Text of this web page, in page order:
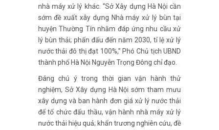
nhà máy xử lý khác. “Sở Xây dựng Hà Nội cần
sớm đề xuất xây dựng Nhà máy xử lý bùn tại
huyện Thường Tín nhằm đáp ứng nhu cầu xử
lý bùn thải; phấn đấu đến năm 2030, tỉ lệ xử lý
nước thải đô thị đạt 100%,” Phó Chủ tịch UBND
thành phố Hà Nội Nguyễn Trọng Đông chỉ đạo.
Đáng chú ý trong thời gian vận hành thử
nghiệm, Sở Xây dựng Hà Nội sớm tham mưu
xây dựng và ban hành đơn giá xử lý nước thải
để tổ chức đấu thầu, vận hành nhà máy xử lý
nước thải hiệu quả; khẩn trương nghiên cứu, đề